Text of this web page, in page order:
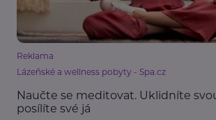
Reklama
Lázeňské a wellness pobyty - Spa.cz
Naučte se meditovat. Uklidníte
posílíte své já